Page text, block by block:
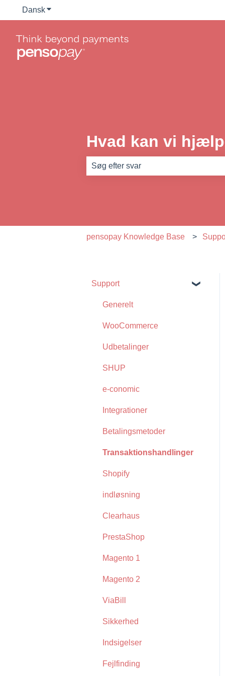
DanskVis undermenu for oversættelser
Hvad kan vi
pensopay Knowledge Base
Support
Generelt
WooCommerce
Udbetalinger
SHUP
e-conomic
Integrationer
Betalingsmetoder
Transaktionshandlinger
Shopify
indløsning
Clearhaus
PrestaShop
Magento 1
Magento 2
ViaBill
Sikkerhed
Indsigelser
Fejlfinding